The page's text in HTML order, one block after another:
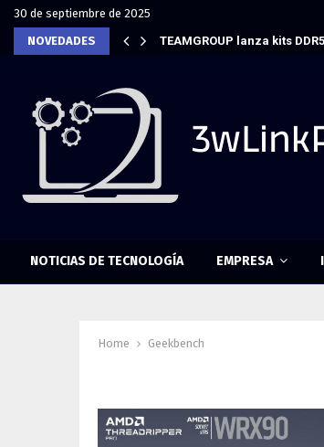
30 de septiembre de 2025
NOVEDADES
TEAMGROUP lanza kits
NOTICIAS DE TECNOLOGÍA EMPRESA
Home Geekbench